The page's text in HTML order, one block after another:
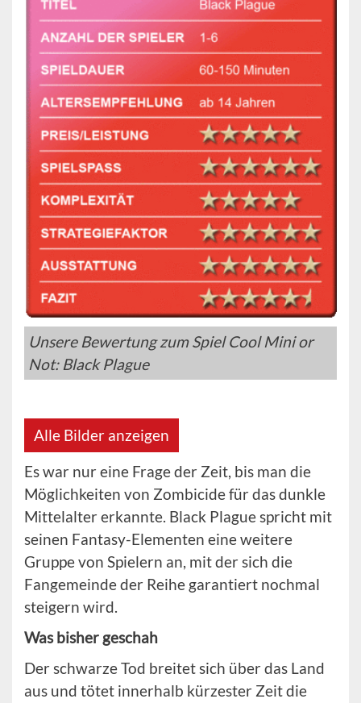
Unsere Bewertung zum Spiel Cool Mini or
Not: Black Plague
Alle Bilder anzeigen
Es war nur eine Frage der Zeit, bis man die
Möglichkeiten von Zombicide für das dunkle
Mittelalter erkannte. Black Plague spricht mit
seinen Fantasy-Elementen eine weitere
Gruppe von Spielern an, mit der sich die
Fangemeinde der Reihe garantiert nochmal
steigern wird.
Was bisher geschah
Der schwarze Tod breitet sich über das Land
aus und tötet innerhalb kürzester Zeit die